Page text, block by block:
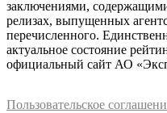
заключениями,
релизах, выпущенных
перечисленного.
актуальное состояние
официальный сайт АО
Пользовательское